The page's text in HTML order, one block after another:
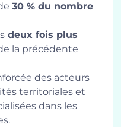
30 % du nombre
deux fois plus
la précédente
des acteurs
territoriales et
dans les